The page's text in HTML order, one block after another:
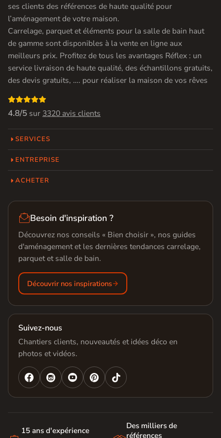
ses clients des références de haute qualité pour
l’aménagement de votre maison.
Carrelage, parquet et éléments pour la salle de bain haut
de gamme sont disponibles à la vente en ligne aux
meilleurs prix. Profitez de tous les avantages Réflex : un
service livraison de haute qualité, des échantillons gratuits,
des devis gratuits, …. pour réaliser la maison de vos rêves

4.8/5 sur 3320 avis clients
SERVICES
ENTREPRISE
ACHETER
Besoin d'inspiration ?
Découvrez nos conseils « Bien choisir », nos guides
d'aménagement et les dernières tendances carrelage,
parquet et salle de bain.
Découvrir nos inspirations
Suivez-nous
Chantiers clients, nouveautés et idées déco en
photos et vidéos.
   
15 ans d'expérience
Des milliers de
références